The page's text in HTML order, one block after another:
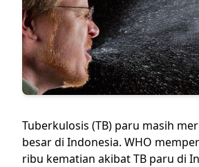
Tuberkulosis (TB) paru masih
besar di Indonesia. WHO
ribu kematian akibat TB paru di